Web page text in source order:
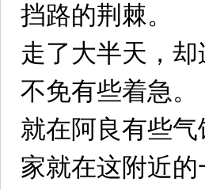
挡路的荆棘。
走了大半天，
不免有些着急。
就在阿良有些
家就在这附近